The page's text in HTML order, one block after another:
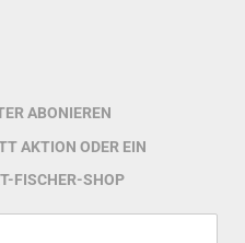
ABONIEREN
AKTION ODER EIN
FISCHER-SHOP